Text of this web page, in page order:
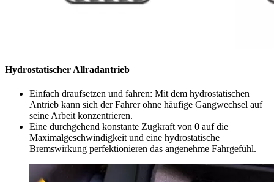
Hydrostatischer Allradantrieb
Einfach draufsetzen und fahren: Mit dem hydrostatischen
Antrieb kann sich der Fahrer ohne häufige Gangwechsel auf
seine Arbeit konzentrieren.
Eine durchgehend konstante Zugkraft von 0 auf die
Maximalgeschwindigkeit und eine hydrostatische
Bremswirkung perfektionieren das angenehme Fahrgefühl.